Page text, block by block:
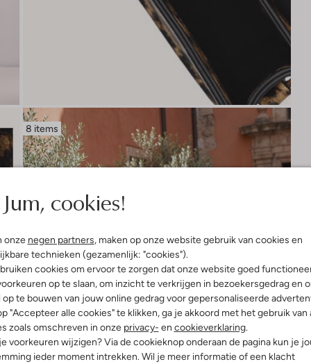
Jum, cookies!
onze negen partners, maken op onze website gebruik van cookies en
technieken (gezamenlijk: "cookies").
cookies om ervoor te zorgen dat onze website goed
op te slaan, om inzicht te verkrijgen in bezoekersgedrag en
te bouwen van jouw online gedrag voor gepersonaliseerde
"Accepteer alle cookies" te klikken, ga je akkoord met het gebruik van
zoals omschreven in onze privacy- en cookieverklaring.
voorkeuren wijzigen? Via de cookieknop onderaan de pagina kun je
ieder moment intrekken. Wil je meer informatie of een klacht
8 items